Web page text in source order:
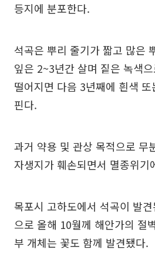
등지에 분포한다.
석곡은 뿌리 줄기가 짧고 많은
잎은 2~3년간 살며 짙은 녹색
떨어지면 다음 3년째에 흰색
핀다.
과거 약용 및 관상 목적으로 무
자생지가 훼손되면서 멸종위기
목포시 고하도에서 석곡이 발
으로 올해 10월께 해안가의 절
부 개체는 꽃도 함께 발견됐다.